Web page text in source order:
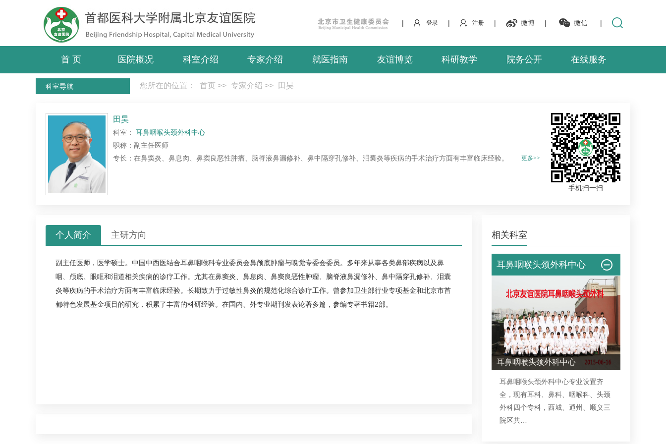
| 登录 | 注册 | 微博 | 微信 |
首 页 医院概况 科室介绍 专家介绍 就医指南 友谊博览 科研教学 院务公开 在线服务
您所在的位置： 首页 >> 专家介绍 >> 田昊
科室导航
田昊
科室： 耳鼻咽喉头颈外科中心
职称：副主任医师
专长：在鼻窦炎、鼻息肉、鼻窦良恶性肿瘤、脑脊液鼻漏修补、鼻中隔穿孔修补、泪囊炎等疾病的手术治疗方面有丰富临床经验。
更多>>
手机扫一扫
个人简介 主研方向
副主任医师，医学硕士。中国中西医结合耳鼻咽喉科专业委员会鼻颅底肿瘤与嗅觉专委会委员。多年来从事各类鼻部疾病以及鼻
咽、颅底、眼眶和泪道相关疾病的诊疗工作。尤其在鼻窦炎、鼻息肉、鼻窦良恶性肿瘤、脑脊液鼻漏修补、鼻中隔穿孔修补、泪囊
炎等疾病的手术治疗方面有丰富临床经验。长期致力于过敏性鼻炎的规范化综合诊疗工作。曾参加卫生部行业专项基金和北京市首
都特色发展基金项目的研究，积累了丰富的科研经验。在国内、外专业期刊发表论著多篇，参编专著书籍2部。
相关科室
耳鼻咽喉头颈外科中心
耳鼻咽喉头颈外科中心
耳鼻咽喉头颈外科中心专业设置齐
全，现有耳科、鼻科、咽喉科、头颈
外科四个专科，西城、通州、顺义三
院区共…